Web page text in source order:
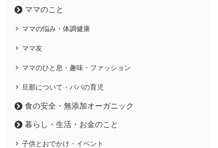
ママのこと
ママの悩み・体調健康
ママ友
ママのひと息・趣味・ファッション
旦那について・パパの育児
食の安全・無添加オーガニック
暮らし・生活・お金のこと
子供とおでかけ・イベント